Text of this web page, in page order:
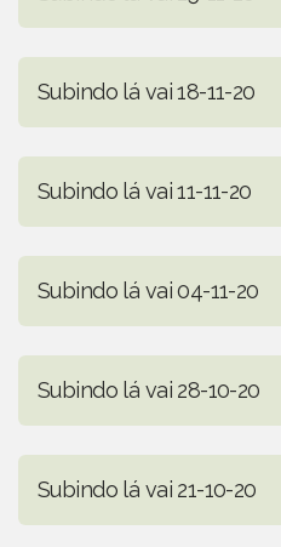
Subindo lá vai 18-11-20
Subindo lá vai 11-11-20
Subindo lá vai 04-11-20
Subindo lá vai 28-10-20
Subindo lá vai 21-10-20